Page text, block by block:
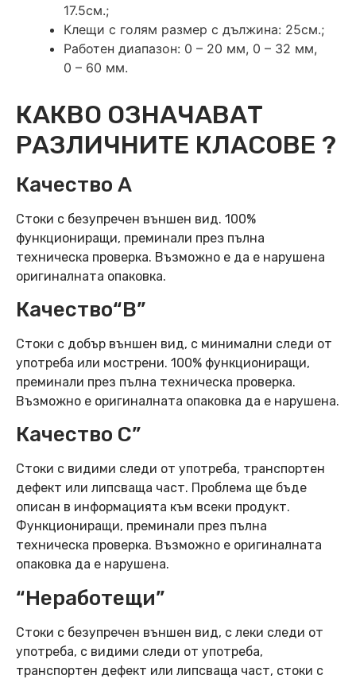
17.5см.;
Клещи с голям размер с дължина: 25см.;
Работен диапазон: 0 – 20 мм, 0 – 32 мм,
0 – 60 мм.
КАКВО ОЗНАЧАВАТ
РАЗЛИЧНИТЕ КЛАСОВЕ ?
Качество А
Стоки с безупречен външен вид. 100%
функциониращи, преминали през пълна
техническа проверка. Възможно е да е нарушена
оригиналната опаковка.
Качество“B”
Стоки с добър външен вид, с минимални следи от
употреба или мострени. 100% функциониращи,
преминали през пълна техническа проверка.
Възможно е оригиналната опаковка да е нарушена.
Качество C”
Стоки с видими следи от употреба, транспортен
дефект или липсваща част. Проблема ще бъде
описан в информацията към всеки продукт.
Функциониращи, преминали през пълна
техническа проверка. Възможно е оригиналната
опаковка да е нарушена.
“Неработещи”
Стоки с безупречен външен вид, с леки следи от
употреба, с видими следи от употреба,
транспортен дефект или липсваща част, стоки с